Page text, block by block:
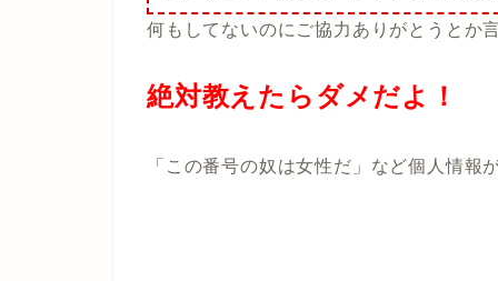
何もしてないのにご協力ありがとうとか
絶対教えたらダメだよ！
「この番号の奴は女性だ」など個人情報